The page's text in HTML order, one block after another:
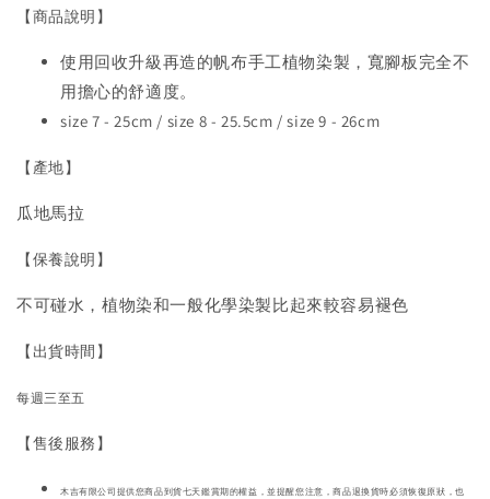
【商品說明】
使用回收升級再造的帆布手工植物染製，寬腳板完全不
用擔心的舒適度。
size 7 - 25cm / size 8 - 25.5cm / size 9 - 26cm
【產地】
瓜地馬拉
【保養說明】
不可碰水，植物染和一般化學染製比起來較容易褪色
【出貨時間】
每週三至五
【售後服務】
木吉有限公司提供您商品到貨七天鑑賞期的權益，並提醒您注意，商品退換貨時必須恢復原狀，也